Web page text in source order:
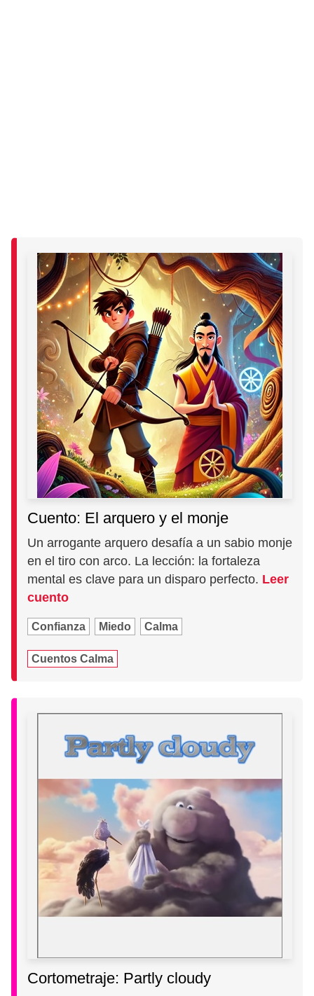
Cuento: El arquero y el monje
Un arrogante arquero desafía a un sabio monje
en el tiro con arco. La lección: la fortaleza
mental es clave para un disparo perfecto. Leer
cuento
Confianza Miedo Calma
Cuentos Calma
Cortometraje: Partly cloudy